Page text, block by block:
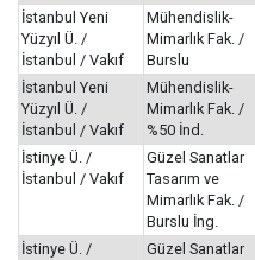
İstanbul Yeni
Yüzyıl Ü. /
İstanbul / Vakıf
Mühendislik-
Mimarlık Fak. /
Burslu
İstanbul Yeni
Yüzyıl Ü. /
İstanbul / Vakıf
Mühendislik-
Mimarlık Fak. /
%50 İnd.
İstinye Ü. /
İstanbul / Vakıf
Güzel Sanatlar
Tasarım ve
Mimarlık Fak. /
Burslu İng.
İstinye Ü. /
Güzel Sanatlar